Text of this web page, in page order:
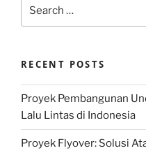
for:
RECENT POSTS
Proyek Pembangunan
Lalu Lintas di Indonesia
Proyek Flyover: Solusi